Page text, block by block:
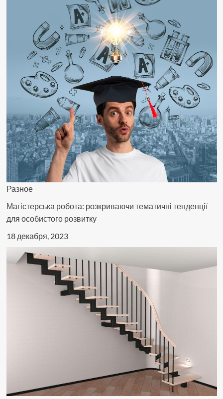
будівництва
ремонту
Разное
Магістерська робота: розкриваючи тематичні тенденції
для особистого розвитку
18 декабря, 2023